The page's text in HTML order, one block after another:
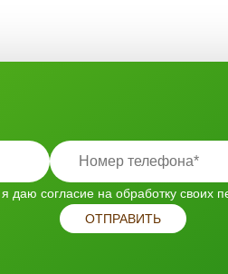
даю согласие на обработку своих
ОТПРАВИТЬ